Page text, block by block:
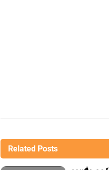
Related Posts